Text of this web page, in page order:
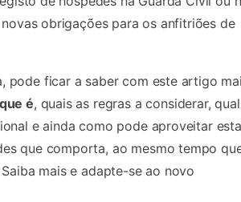
obrigações para os anfitriões de
pode ficar a saber com este artigo
é, quais as regras a considerar,
e ainda como pode aproveitar esta
que comporta, ao mesmo tempo
mais e adapte-se ao novo